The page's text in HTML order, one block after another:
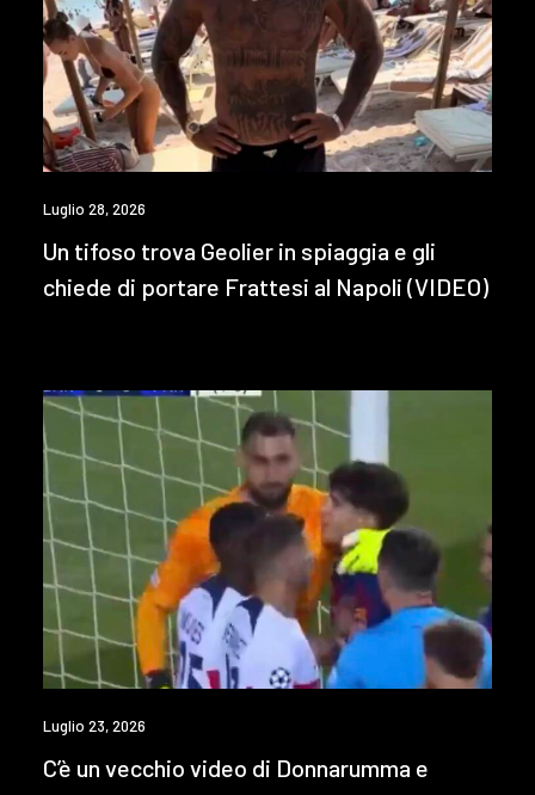
Luglio 28, 2026
Un tifoso trova Geolier in spiaggia e gli
chiede di portare Frattesi al Napoli (VIDEO)
Luglio 23, 2026
C’è un vecchio video di Donnarumma e